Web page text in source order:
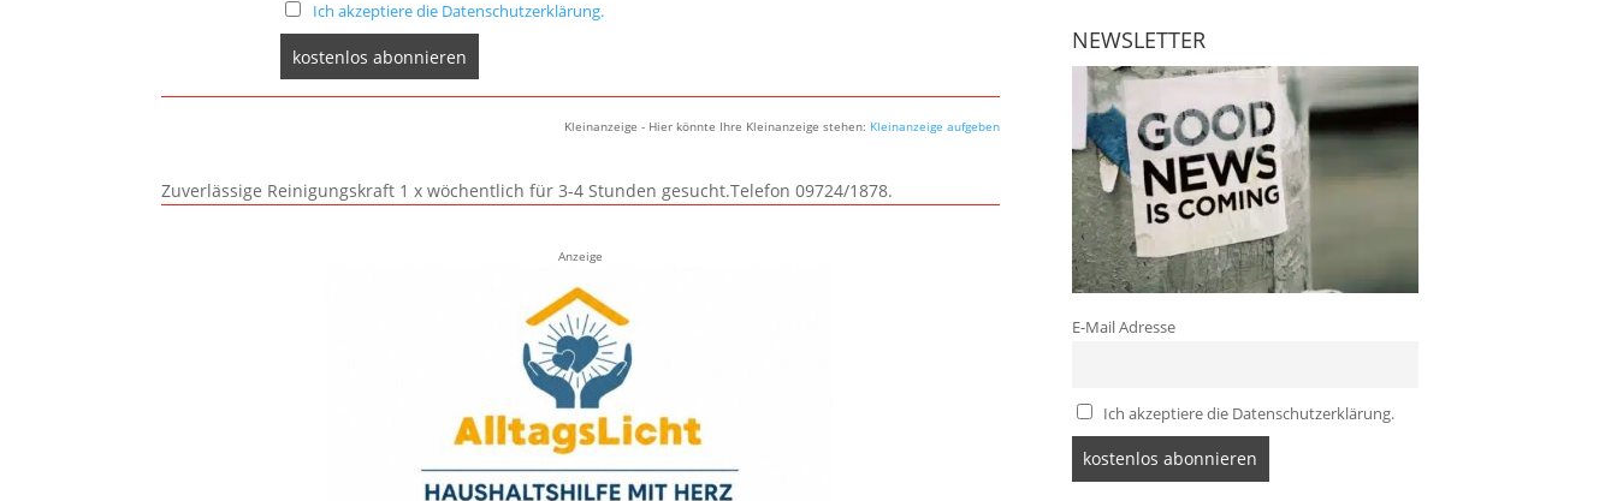
Ich akzeptiere die Datenschutzerklärung.
Kleinanzeige - Hier könnte Ihre Kleinanzeige stehen: Kleinanzeige aufgeben
Zuverlässige Reinigungskraft 1 x wöchentlich für 3-4 Stunden gesucht.Telefon 09724/1878.
Anzeige
NEWSLETTER
E-Mail Adresse
Ich akzeptiere die Datenschutzerklärung.